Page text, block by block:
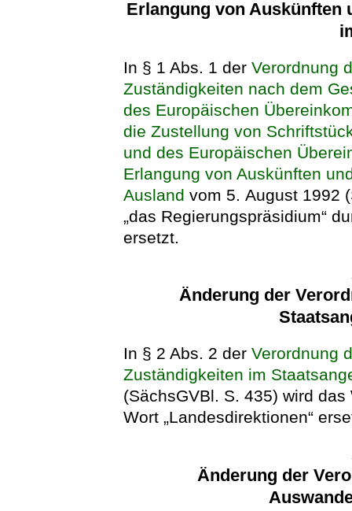
Erlangung von Auskünften
In § 1 Abs. 1 derVerordnung
Zuständigkeiten nach dem
des Europäischen
die Zustellung von
und des Europäischen
Erlangung von Auskünften
Ausland vom 5. August 1992
„das Regierungspräsidium“
ersetzt.
Änderung der
In § 2 Abs. 2 derVerordnung
Zuständigkeiten im
(SächsGVBl. S. 435) wird
Wort „Landesdirektionen“
Änderung der